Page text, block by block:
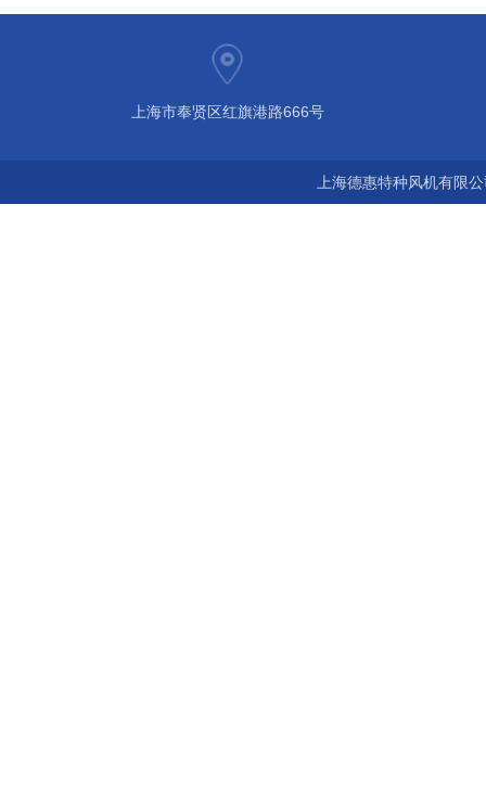
上海市奉贤区红旗港路666号
上海德惠特种风机有限